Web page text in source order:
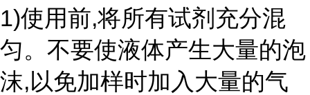
1)使用前,将所有试剂充分混
匀。不要使液体产生大量的泡
沫,以免加样时加入大量的气